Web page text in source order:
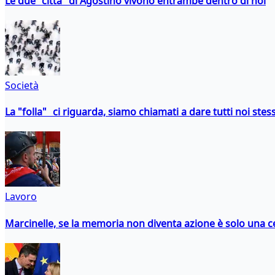
Società
La "folla" ci riguarda, siamo chiamati a dare tutti noi
Lavoro
Marcinelle, se la memoria non diventa azione è solo una